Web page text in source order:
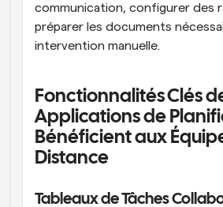
communication, configurer des
préparer les documents
intervention manuelle.
Fonctionnalités Clés
Applications de
Bénéficient aux
Distance
Tableaux de Tâches